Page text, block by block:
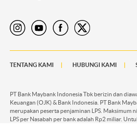
TENTANG KAMI HUBUNGI KAMI
PT Bank Maybank Indonesia Tbk berizin dan
Keuangan (OJK) & Bank Indonesia. PT Bank
merupakan peserta penjaminan LPS. Maksimum
LPS per Nasabah per bank adalah Rp2 miliar.